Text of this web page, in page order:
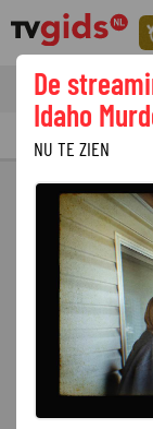
tvgids
De
Idaho
NU TE ZIEN